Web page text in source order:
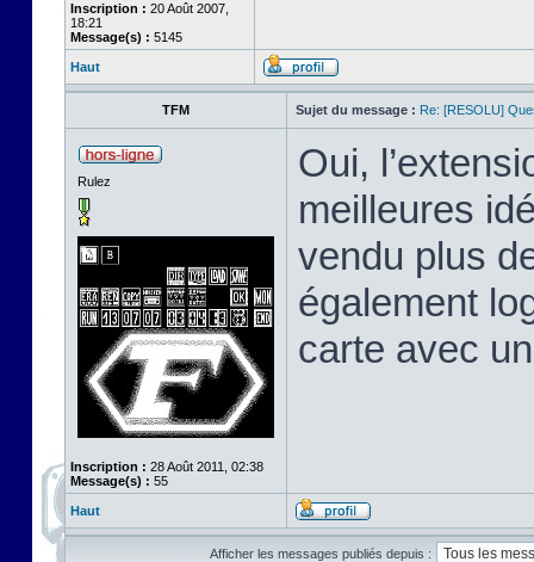
Inscription : 20 Août 2007,
18:21
Message(s) : 5145
Haut
TFM Sujet du message : Re: [RESOLU]
Rulez
Inscription : 28 Août 2011, 02:38
Message(s) : 55
Oui,
meilleures
vendu plus
également
carte avec
Haut
Afficher les messages publiés depuis :